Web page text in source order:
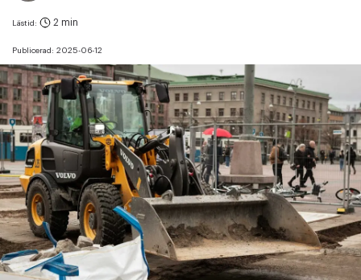
Publicerad: 2025-06-12
Lästid: 2 min